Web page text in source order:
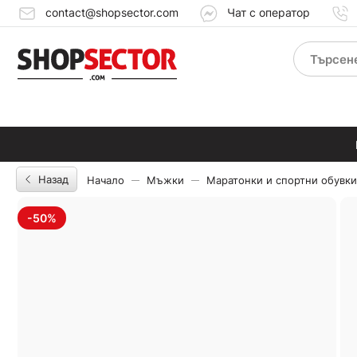
contact@shopsector.com Чат с оператор
Назад Начало Мъжки Маратонки и спортни обувки
-50%